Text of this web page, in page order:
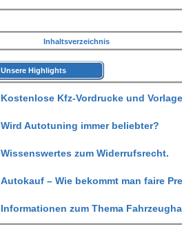
Inhaltsverzeichnis
Unsere Highlights
Kostenlose Kfz-Vordrucke und
Wird Autotuning immer beliebter?
Wissenswertes zum Widerrufsrecht.
Autokauf – Wie bekommt man faire
Informationen zum Thema